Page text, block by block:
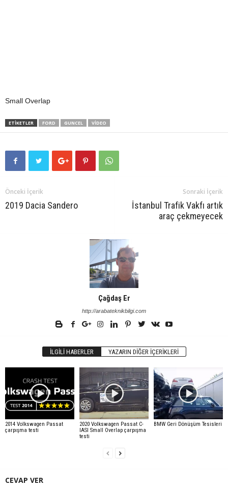
Small Overlap
ETIKETLER FORD GUNCEL VIDEO
Önceki İçerik
2019 Dacia Sandero
Sonraki İçerik
İstanbul Trafik Vakfı artık
araç çekmeyecek
Çağdaş Er
http://arabateknikbilgi.com
İLGILI HABERLER YAZARIN DIĞER İÇERIKLERI
2014 Volkswagen Passat
çarpışma testi
2020 Volkswagen Passat C-
IASI Small Overlap çarpışma
testi
BMW Geri Dönüşüm Tesisleri
CEVAP VER